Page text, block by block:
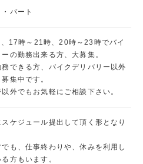
パート
17時～21時、20時～23時でバイ
の勤務出来る方、大募集。
できる方、バイクデリバリー以外
集中です。
外でもお気軽にご相談下さい。
スケジュール提出して頂く形となり
も、仕事終わりや、休みを利用し
方もいます。